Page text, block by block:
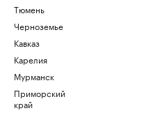
Тюмень
Черноземье
Кавказ
Карелия
Мурманск
Приморский
край